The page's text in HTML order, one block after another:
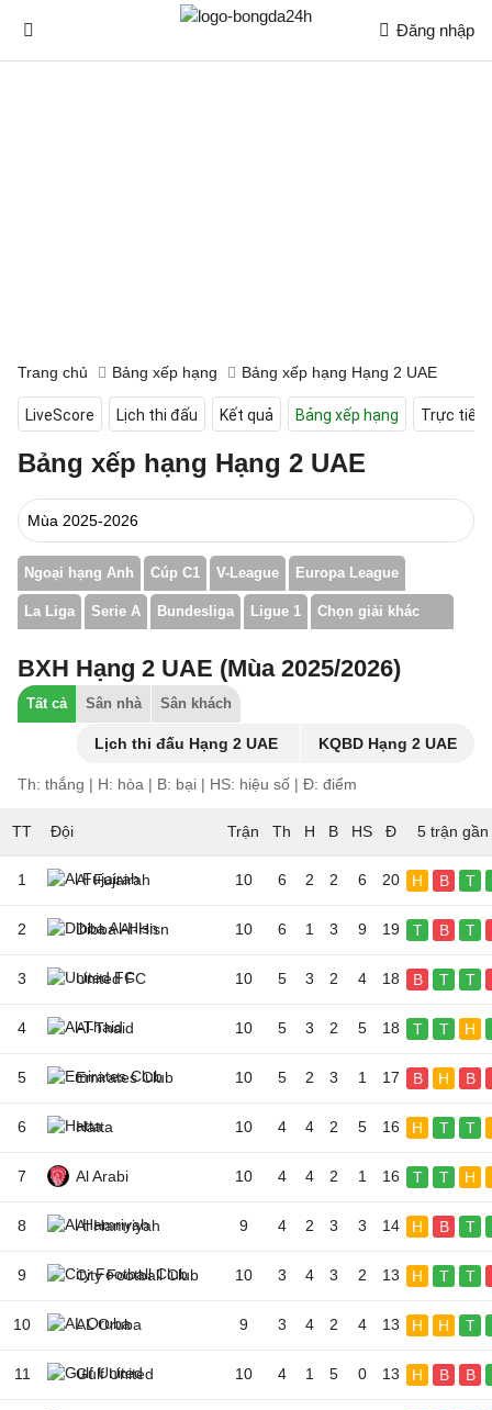
Đăng nhập
Trang chủ Bảng xếp hạng Bảng xếp hạng Hạng 2 UAE
LiveScore Lịch thi đấu Kết quả Bảng xếp hạng Trực tiếp
Bảng xếp hạng Hạng 2 UAE
Ngoại hạng Anh Cúp C1 V-League Europa League
La Liga Serie A Bundesliga Ligue 1 Chọn giải khác
BXH Hạng 2 UAE (Mùa 2025/2026)
Tất cả Sân nhà Sân khách
Lịch thi đấu Hạng 2 UAE KQBD Hạng 2 UAE
Th: thắng | H: hòa | B: bại | HS: hiệu số | Đ: điểm
TT Đội 5 trận gần
1 Al Fujairah 10 6 2 2 6 20 H B T
2 Dibba Al-Hisn 10 6 1 3 9 19 T B T
3 United FC 10 5 3 2 4 18 B T T
4 Al-Thaid 10 5 3 2 5 18 T T H
5 Emirates Club 10 5 2 3 1 17 B H B
6 Hatta 10 4 4 2 5 16 H T T
7 Al Arabi 10 4 4 2 1 16 T T H
8 Al Hamriyah 9 4 2 3 3 14 H B T
9 City Football Club 10 3 4 3 2 13 H T T
10 AL Oruba 9 3 4 2 4 13 H H T
11 Gulf United 10 4 1 5 0 13 H B B